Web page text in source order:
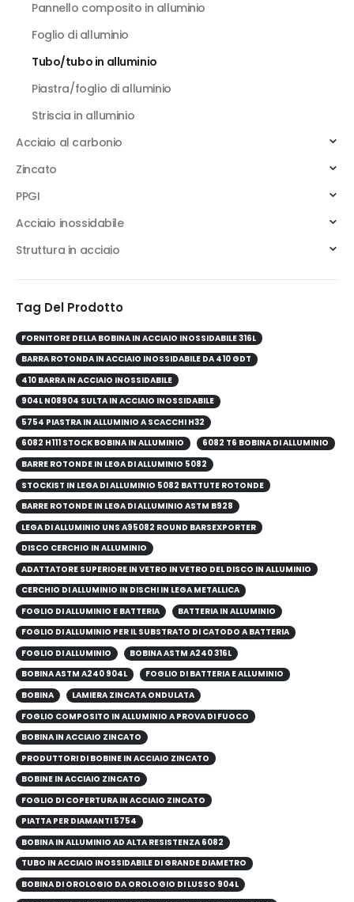
Pannello composito in alluminio
Foglio di alluminio
Tubo/tubo in alluminio
Piastra/foglio di alluminio
Striscia in alluminio
Acciaio al carbonio
Zincato
PPGI
Acciaio inossidabile
Struttura in acciaio
Tag Del Prodotto
FORNITORE DELLA BOBINA IN ACCIAIO INOSSIDABILE 316L
BARRA ROTONDA IN ACCIAIO INOSSIDABILE DA 410 GDT
410 BARRA IN ACCIAIO INOSSIDABILE
904L N08904 SULTA IN ACCIAIO INOSSIDABILE
5754 PIASTRA IN ALLUMINIO A SCACCHI H32
6082 H111 STOCK BOBINA IN ALLUMINIO
6082 T6 BOBINA DI ALLUMINIO
BARRE ROTONDE IN LEGA DI ALLUMINIO 5082
STOCKIST IN LEGA DI ALLUMINIO 5082 BATTUTE ROTONDE
BARRE ROTONDE IN LEGA DI ALLUMINIO ASTM B928
LEGA DI ALLUMINIO UNS A95082 ROUND BARSEXPORTER
DISCO CERCHIO IN ALLUMINIO
ADATTATORE SUPERIORE IN VETRO IN VETRO DEL DISCO IN ALLUMINIO
CERCHIO DI ALLUMINIO IN DISCHI IN LEGA METALLICA
FOGLIO DI ALLUMINIO E BATTERIA
BATTERIA IN ALLUMINIO
FOGLIO DI ALLUMINIO PER IL SUBSTRATO DI CATODO A BATTERIA
FOGLIO DI ALLUMINIO
BOBINA ASTM A240 316L
BOBINA ASTM A240 904L
FOGLIO DI BATTERIA E ALLUMINIO
BOBINA
LAMIERA ZINCATA ONDULATA
FOGLIO COMPOSITO IN ALLUMINIO A PROVA DI FUOCO
BOBINA IN ACCIAIO ZINCATO
PRODUTTORI DI BOBINE IN ACCIAIO ZINCATO
BOBINE IN ACCIAIO ZINCATO
FOGLIO DI COPERTURA IN ACCIAIO ZINCATO
PIATTA PER DIAMANTI 5754
BOBINA IN ALLUMINIO AD ALTA RESISTENZA 6082
TUBO IN ACCIAIO INOSSIDABILE DI GRANDE DIAMETRO
BOBINA DI OROLOGIO DA OROLOGIO DI LUSSO 904L